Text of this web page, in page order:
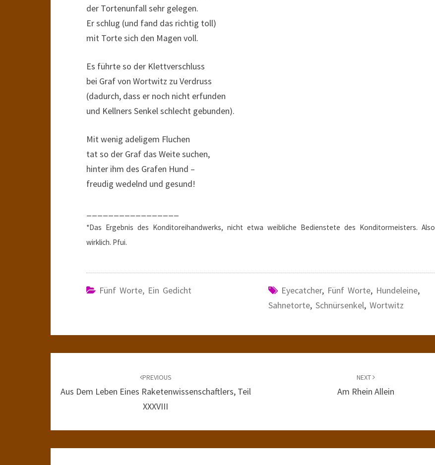
der Tortenunfall sehr gelegen.
Er schlug (und fand das richtig toll)
mit Torte sich den Magen voll.
Es führte so der Klettverschluss
bei Graf von Wortwitz zu Verdruss
(dadurch, dass er noch nicht erfunden
und Kellners Senkel schlecht gebunden).
Mit wenig adeligem Fluchen
tat so der Graf das Weite suchen,
hinter ihm des Grafen Hund –
freudig wedelnd und gesund!
*Das Ergebnis des Konditoreihandwerks, nicht etwa weibliche Bedienstete des Konditormeisters. Also
wirklich. Pfui.
Fünf Worte, Ein Gedicht Eyecatcher, Fünf Worte, Hundeleine,
Sahnetorte, Schnürsenkel, Wortwitz
PREVIOUS
Aus Dem Leben Eines Raketenwissenschaftlers, Teil
XXXVIII
NEXT
Am Rhein Allein